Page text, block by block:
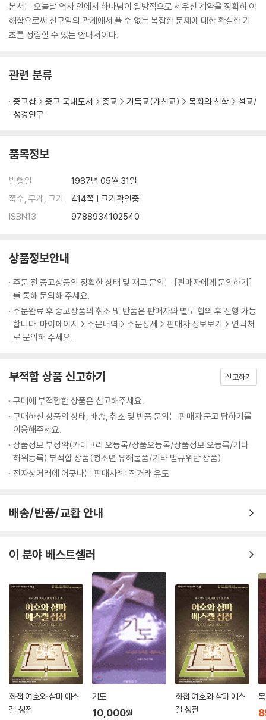
본서는 오늘날 역사 안에서 하나님이 일방적으로 세우신 계약을 정확히 이
해함으로써 신구약의 관계에서 풀 수 없는 복잡한 문제에 대한 확실한 기
초를 정립할 수 있는 안내서이다.
관련 분류
중고샵 중고 국내도서 종교 기독교(개신교) 목회와 신학
설교/
성경연구
품목정보
발행일
1987년 05월 31일
쪽수, 무게, 크기
414쪽 | 크기확인중
ISBN13
9788934102540
상품정보안내
주문 전 중고상품의 정확한 상태 및 재고 문의는 [판매자에게 문의하기]
를 통해 문의해 주세요.
주문완료 후 중고상품의 취소 및 반품은 판매자와 별도 협의 후 진행 가능
합니다. 마이페이지 > 주문내역 > 주문상세 > 판매자 정보보기 > 연락처
로 문의해 주세요.
부적합 상품 신고하기 신고하기
구매에 부적합한 상품은 신고해주세요.
구매하신 상품의 상태, 배송, 취소 및 반품 문의는 판매자 묻고 답하기를
이용해주세요.
상품정보 부정확(카테고리 오등록/상품오등록/상품정보 오등록/기타
허위등록) 부적합 상품(청소년 유해물품/기타 법규위반 상품)
전자상거래에 어긋나는 판매사례: 직거래 유도
배송/반품/교환 안내
이 분야 베스트셀러
화첩 여호와 삼마 에스
겔 성전
기도
10,000원
화첩 여호와 삼마 에스
겔 성전